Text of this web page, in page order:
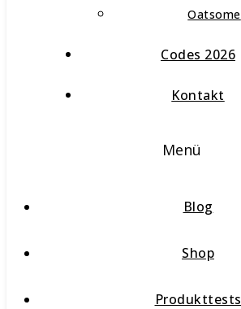
Oatsome
Codes 2026
Kontakt
Menü
Blog
Shop
Produkttests